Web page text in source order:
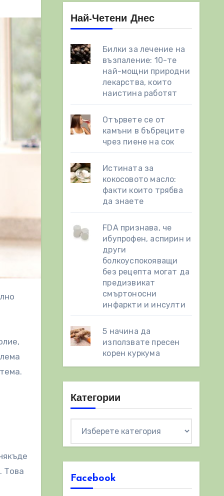
Това
Най-Четени Днес
Билки за лечение на
възпаление: 10-те
най-мощни природни
лекарства, които
наистина работят
Отървете се от
камъни в бъбреците
чрез пиене на сок
Истината за
кокосовото масло:
факти които трябва
да знаете
FDA признава, че
ибупрофен, аспирин и
други
болкоуспокояващи
без рецепта могат да
предизвикат
смъртоносни
инфаркти и инсулти
5 начина да
използвате пресен
корен куркума
Категории
Facebook